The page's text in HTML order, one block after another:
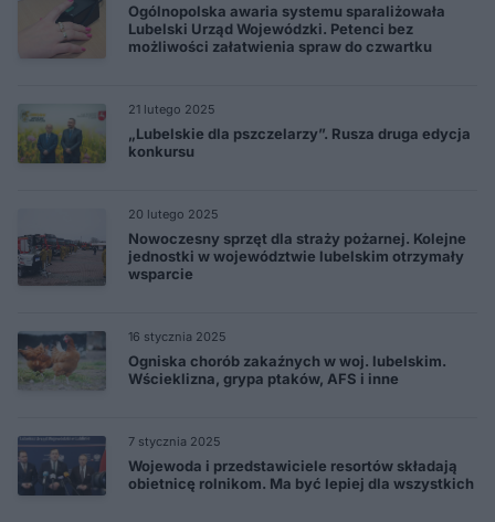
Ogólnopolska awaria systemu sparaliżowała
Lubelski Urząd Wojewódzki. Petenci bez
możliwości załatwienia spraw do czwartku
21 lutego 2025
„Lubelskie dla pszczelarzy”. Rusza druga edycja
konkursu
20 lutego 2025
Nowoczesny sprzęt dla straży pożarnej. Kolejne
jednostki w województwie lubelskim otrzymały
wsparcie
16 stycznia 2025
Ogniska chorób zakaźnych w woj. lubelskim.
Wścieklizna, grypa ptaków, AFS i inne
7 stycznia 2025
Wojewoda i przedstawiciele resortów składają
obietnicę rolnikom. Ma być lepiej dla wszystkich